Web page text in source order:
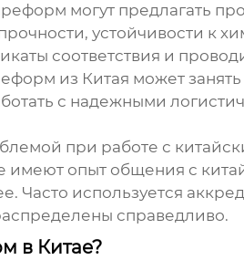
могут предлагать
устойчивости к
соответствия и
из Китая может
с надежными
при работе с
имеют опыт общения с
Часто используется
справедливо.
в Китае?